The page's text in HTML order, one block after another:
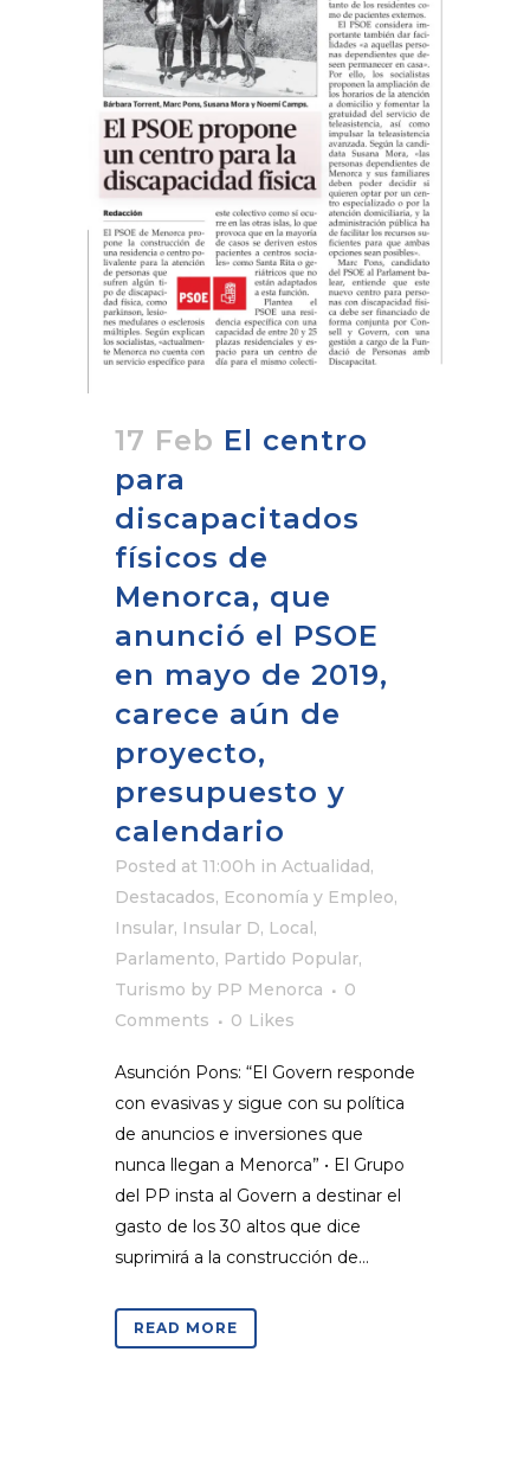
17 Feb El centro
para
discapacitados
físicos de
Menorca, que
anunció el PSOE
en mayo de 2019,
carece aún de
proyecto,
presupuesto y
calendario
Posted at 11:00h in Actualidad,
Destacados, Economía y Empleo,
Insular, Insular D, Local,
Parlamento, Partido Popular,
Turismo by PP Menorca
0
Comments
0 Likes
Asunción Pons: “El Govern responde
con evasivas y sigue con su política
de anuncios e inversiones que
nunca llegan a Menorca” • El Grupo
del PP insta al Govern a destinar el
gasto de los 30 altos que dice
suprimirá a la construcción de...
READ MORE